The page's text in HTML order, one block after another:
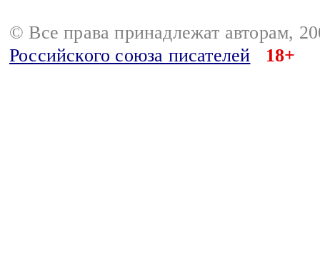
© Все права принадлежат авторам,
Российского союза писателей
18+